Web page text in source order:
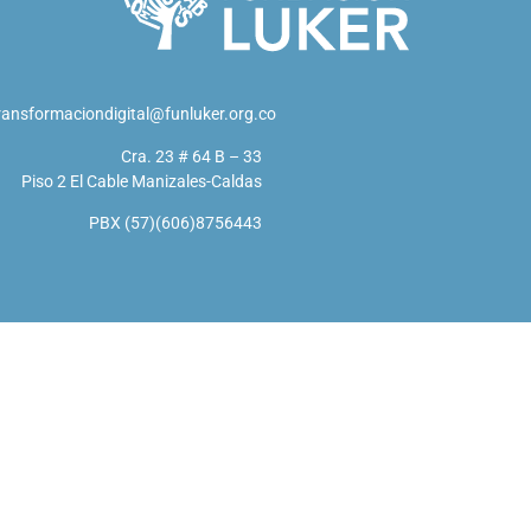
Cra. 23 # 64 B – 33
Piso 2 El Cable Manizales-Caldas
PBX (57)(606)8756443